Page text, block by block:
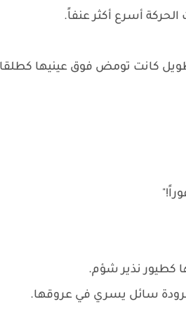
أسرع أكثر عنفاً.
كانت تومض فوق عينيها
كطيور نذير شؤم.
سائل يسري في عروقها.